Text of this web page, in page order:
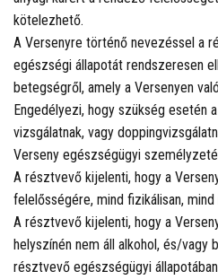
kötelezhető.
A Versenyre történő nevezéssel a
egészségi állapotát rendszeresen
betegségről, amely a Versenyen
Engedélyezi, hogy szükség esetén
vizsgálatnak, vagy
Verseny egészségügyi
A résztvevő kijelenti, hogy a
felelősségére, mind fizikálisan,
A résztvevő kijelenti, hogy a
helyszínén nem áll alkohol, és/vagy
résztvevő egészségügyi